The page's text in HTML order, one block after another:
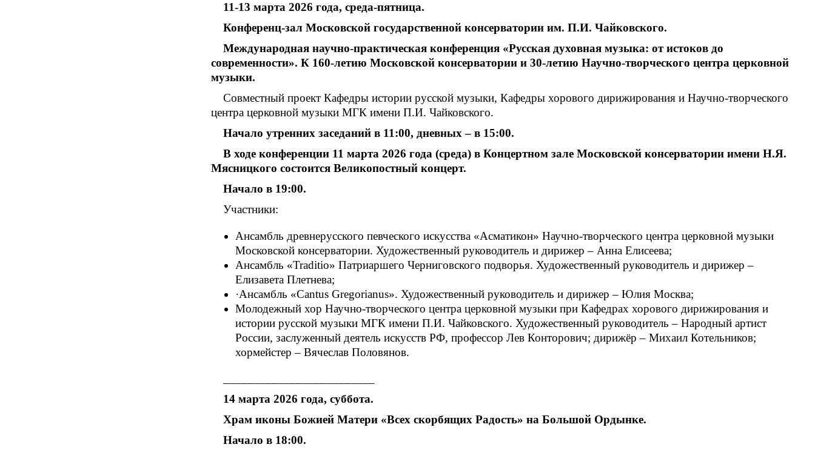
11-13 марта 2026 года, среда-пятница.
Конференц-зал Московской государственной консерватории им. П.И. Чайковского.
Международная научно-практическая конференция «Русская духовная музыка: от истоков до
современности». К 160-летию Московской консерватории и 30-летию Научно-творческого центра церковной
музыки.
Совместный проект Кафедры истории русской музыки, Кафедры хорового дирижирования и Научно-творческого
центра церковной музыки МГК имени П.И. Чайковского.
Начало утренних заседаний в 11:00, дневных – в 15:00.
В ходе конференции 11 марта 2026 года (среда) в Концертном зале Московской консерватории имени Н.Я.
Мясницкого состоится Великопостный концерт.
Начало в 19:00.
Участники:
Ансамбль древнерусского певческого искусства «Асматикон» Научно-творческого центра церковной музыки
Московской консерватории. Художественный руководитель и дирижер – Анна Елисеева;
Ансамбль «Traditio» Патриаршего Черниговского подворья. Художественный руководитель и дирижер –
Елизавета Плетнева;
·Ансамбль «Cantus Gregorianus». Художественный руководитель и дирижер – Юлия Москва;
Молодежный хор Научно-творческого центра церковной музыки при Кафедрах хорового дирижирования и
истории русской музыки МГК имени П.И. Чайковского. Художественный руководитель – Народный артист
России, заслуженный деятель искусств РФ, профессор Лев Конторович; дирижёр – Михаил Котельников;
хормейстер – Вячеслав Половянов.
14 марта 2026 года, суббота.
Храм иконы Божией Матери «Всех скорбящих Радость» на Большой Ордынке.
Начало в 18:00.